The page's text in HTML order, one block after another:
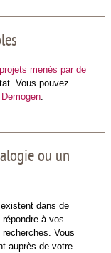
projets menés par de
Vous pouvez
.
ou un
dans de
à vos
Vous
auprès de votre